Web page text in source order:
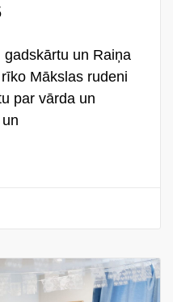
un Raiņa
Mākslas rudeni
par vārda un